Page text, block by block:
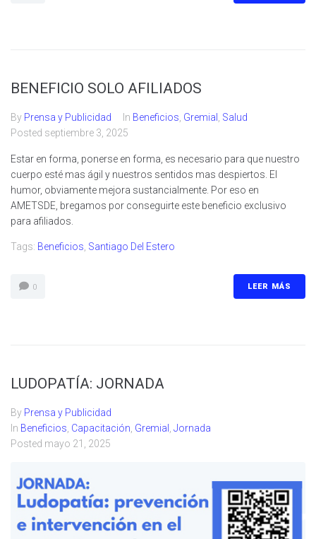
BENEFICIO SOLO AFILIADOS
By Prensa y Publicidad In Beneficios Gremial
Salud
Posted septiembre 3, 2025
Estar en forma, ponerse en forma, es necesario para que nuestro
cuerpo esté mas ágil y nuestros sentidos mas despiertos. El
humor, obviamente mejora sustancialmente. Por eso en
AMETSDE, bregamos por conseguirte este beneficio exclusivo
para afiliados.
Tags: Beneficios Santiago Del Estero
0 LEER MÁS
LUDOPATÍA: JORNADA
By Prensa y Publicidad
In Beneficios Capacitación Gremial
Jornada
Posted mayo 21, 2025